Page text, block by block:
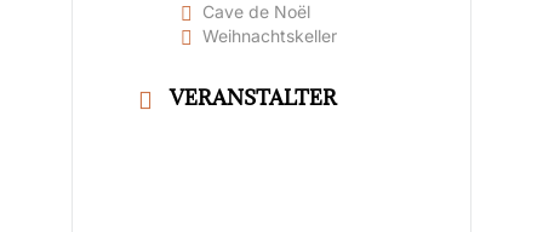
Cave de Noël
Weihnachtskeller
VERANSTALTER